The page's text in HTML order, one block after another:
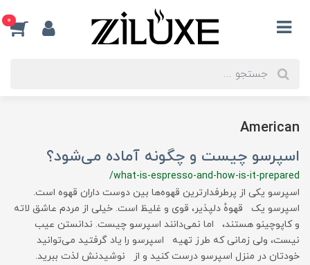
0
American
اسپرسو چیست و چگونه آماده می‌شود؟
/what-is-espresso-and-how-is-it-prepared
اسپرسو یکی از پرطرفدارترین قهوه‌ها بین دوست داران قهوه است.
اسپرسو یک قهوهٔ دلپذیر، قوی و غلیظ است. خیلی از مردم عاشق لاته
و کاپوچینو هستند، اما نمی‌دانند اسپرسو چیست. ندانستن عیب
نیست، ولی زمانی که طرز تهیه اسپرسو را یاد گرفتید می‌توانید
خودتان در منزل اسپرسو درست کنید و از نوشیدنش لذت ببرید.